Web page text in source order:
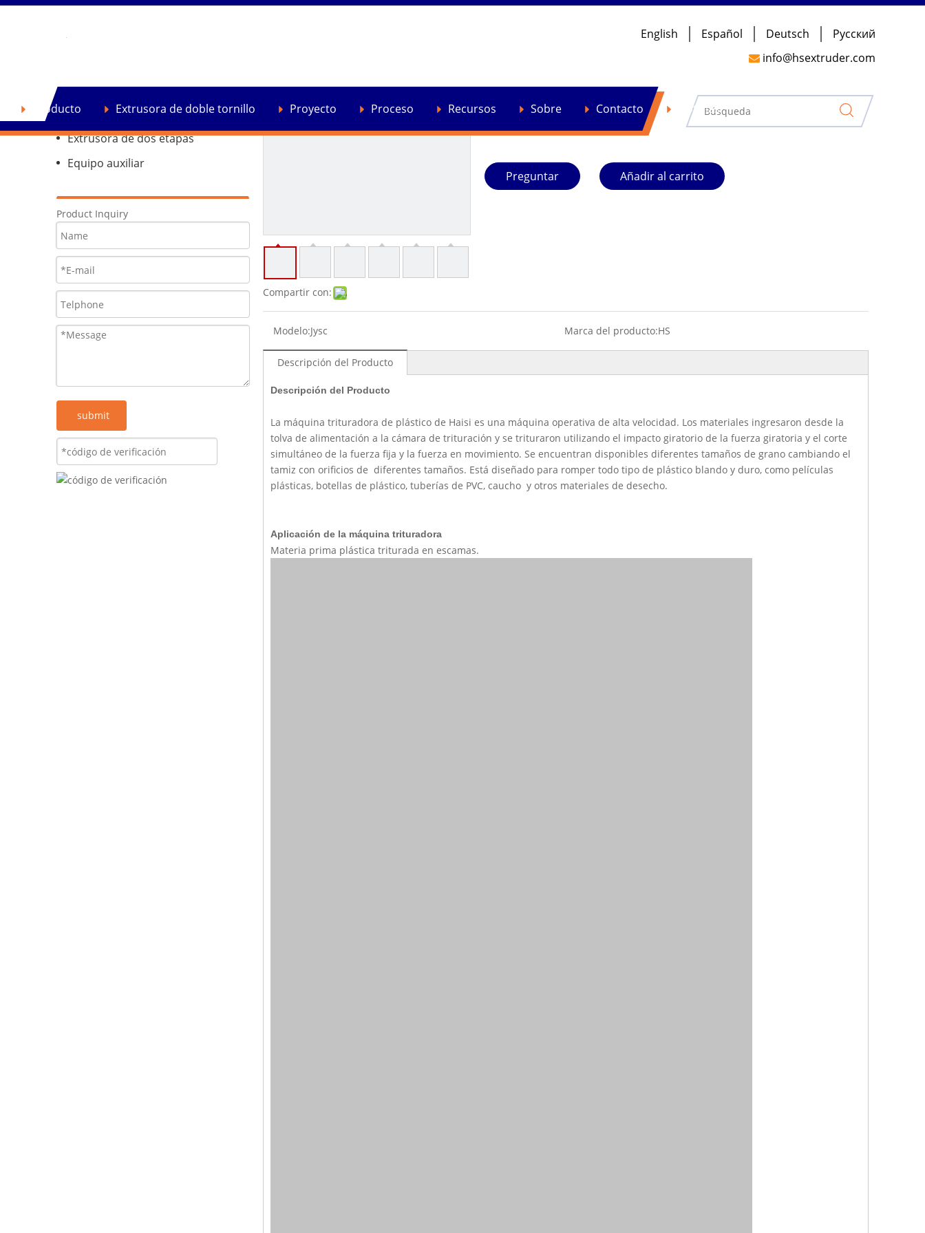
English Español Deutsch Pусский
 info@hsextruder.com
Producto Extrusora de doble tornillo Proyecto Proceso Recursos Sobre Contacto Noticias
Extrusora de doble tornillo
Extrusora de reciclaje de plástico
Extrusora de dos etapas
Equipo auxiliar
Product Inquiry
submit
Compartir con:
Máquina trituradora de reciclaje de plástico de 100-500 kg/h con
Podemos personalizar la máquina trituradora de tamaño no estándar para
Preguntar Añadir al carrito
Modelo:Jysc Marca del producto:HS
Descripción del Producto
Descripción del Producto
La máquina trituradora de plástico de Haisi es una máquina operativa de alta velocidad. Los materiales ingresaron desde la
tolva de alimentación a la cámara de trituración y se trituraron utilizando el impacto giratorio de la fuerza giratoria y el corte
simultáneo de la fuerza fija y la fuerza en movimiento. Se encuentran disponibles diferentes tamaños de grano cambiando el
tamiz con orificios de diferentes tamaños. Está diseñado para romper todo tipo de plástico blando y duro, como películas
plásticas, botellas de plástico, tuberías de PVC, caucho y otros materiales de desecho.
Aplicación de la máquina trituradora
Materia prima plástica triturada en escamas.